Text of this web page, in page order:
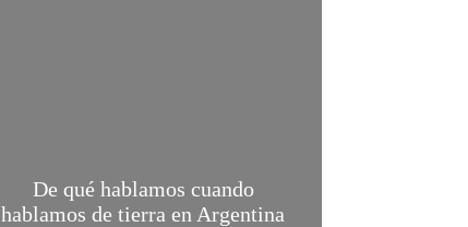
De qué hablamos cuando
hablamos de tierra en Argentina